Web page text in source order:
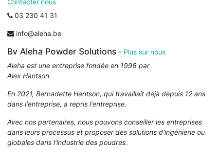
Contacter nous
03 230 41 31
info@aleha.be
Bv Aleha Powder Solutions - Plus sur nous
Aleha est une entreprise fondée en 1996 par
Alex Hantson.
En 2021, Bernadette Hantson, qui travaillait déjà depuis 12 ans
dans l'entreprise, a repris l'entreprise.
Avec nos partenaires, nous pouvons conseiller les entreprises
dans leurs processus et proposer des solutions d'ingénierie ou
globales dans l'industrie des poudres.